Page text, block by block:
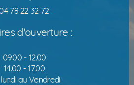
04 78 22 32 72
d'ouverture :
09.00 - 12.00
14.00 - 17.00
au Vendredi